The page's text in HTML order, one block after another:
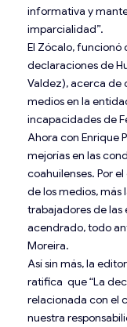
informativa y
imparcialidad”.
El Zócalo, funcionó
declaraciones de
Valdez), acerca de
medios en la
incapacidades de
Ahora con Enrique
mejorías en las
coahuilenses. Por
de los medios, más
trabajadores de las
acendrado, todo
Moreira.
Así sin más, la
ratifica que “La
relacionada con el
nuestra